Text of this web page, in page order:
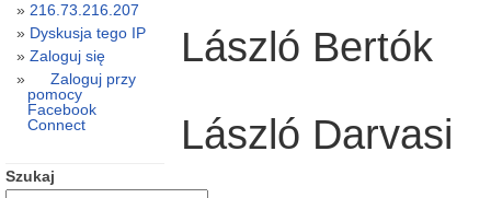
László Bertók
László Darvasi
216.73.216.207
Dyskusja tego IP
Zaloguj się
Zaloguj przy
pomocy
Facebook
Connect
Szukaj